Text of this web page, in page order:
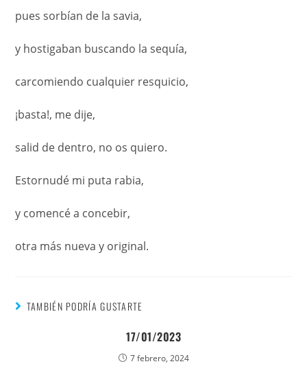
pues sorbían de la savia,
y hostigaban buscando la sequía,
carcomiendo cualquier resquicio,
¡basta!, me dije,
salid de dentro, no os quiero.
Estornudé mi puta rabia,
y comencé a concebir,
otra más nueva y original.
TAMBIÉN PODRÍA GUSTARTE
17/01/2023
7 febrero, 2024